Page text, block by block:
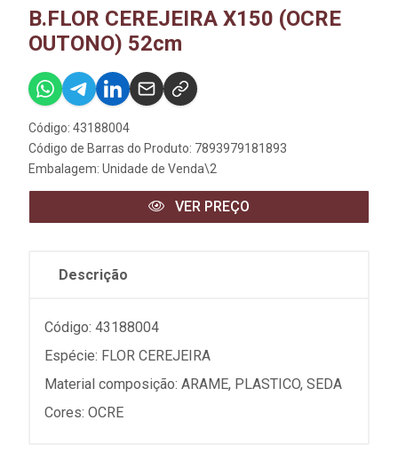
B.FLOR CEREJEIRA X150 (OCRE
OUTONO) 52cm
Código: 43188004
Código de Barras do Produto: 7893979181893
Embalagem: Unidade de Venda\2
VER PREÇO
Descrição
Código: 43188004
Espécie: FLOR CEREJEIRA
Material composição: ARAME, PLASTICO, SEDA
Cores: OCRE